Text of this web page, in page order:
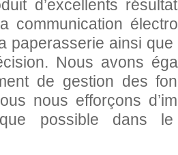
d’excellents
communication
paperasserie ainsi
Nous avons
de gestion des
nous efforçons
que possible dans